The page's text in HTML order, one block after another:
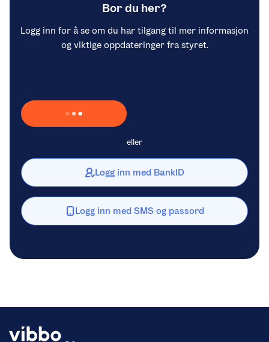
Bor du her?
Logg inn for å se om du har tilgang til mer informasjon
og viktige oppdateringer fra styret.
Laster inn Vipps …
eller
Logg inn med BankID
Logg inn med SMS og passord